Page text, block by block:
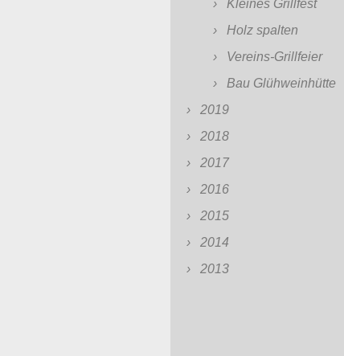
Kleines Grillfest
Holz spalten
Vereins-Grillfeier
Bau Glühweinhütte
2019
2018
2017
2016
2015
2014
2013